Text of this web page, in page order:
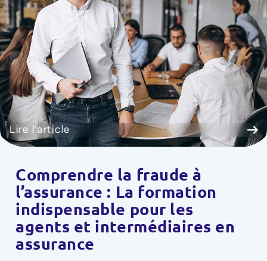
Lire l'article
Comprendre la fraude à
l’assurance : La formation
indispensable pour les
agents et intermédiaires en
assurance